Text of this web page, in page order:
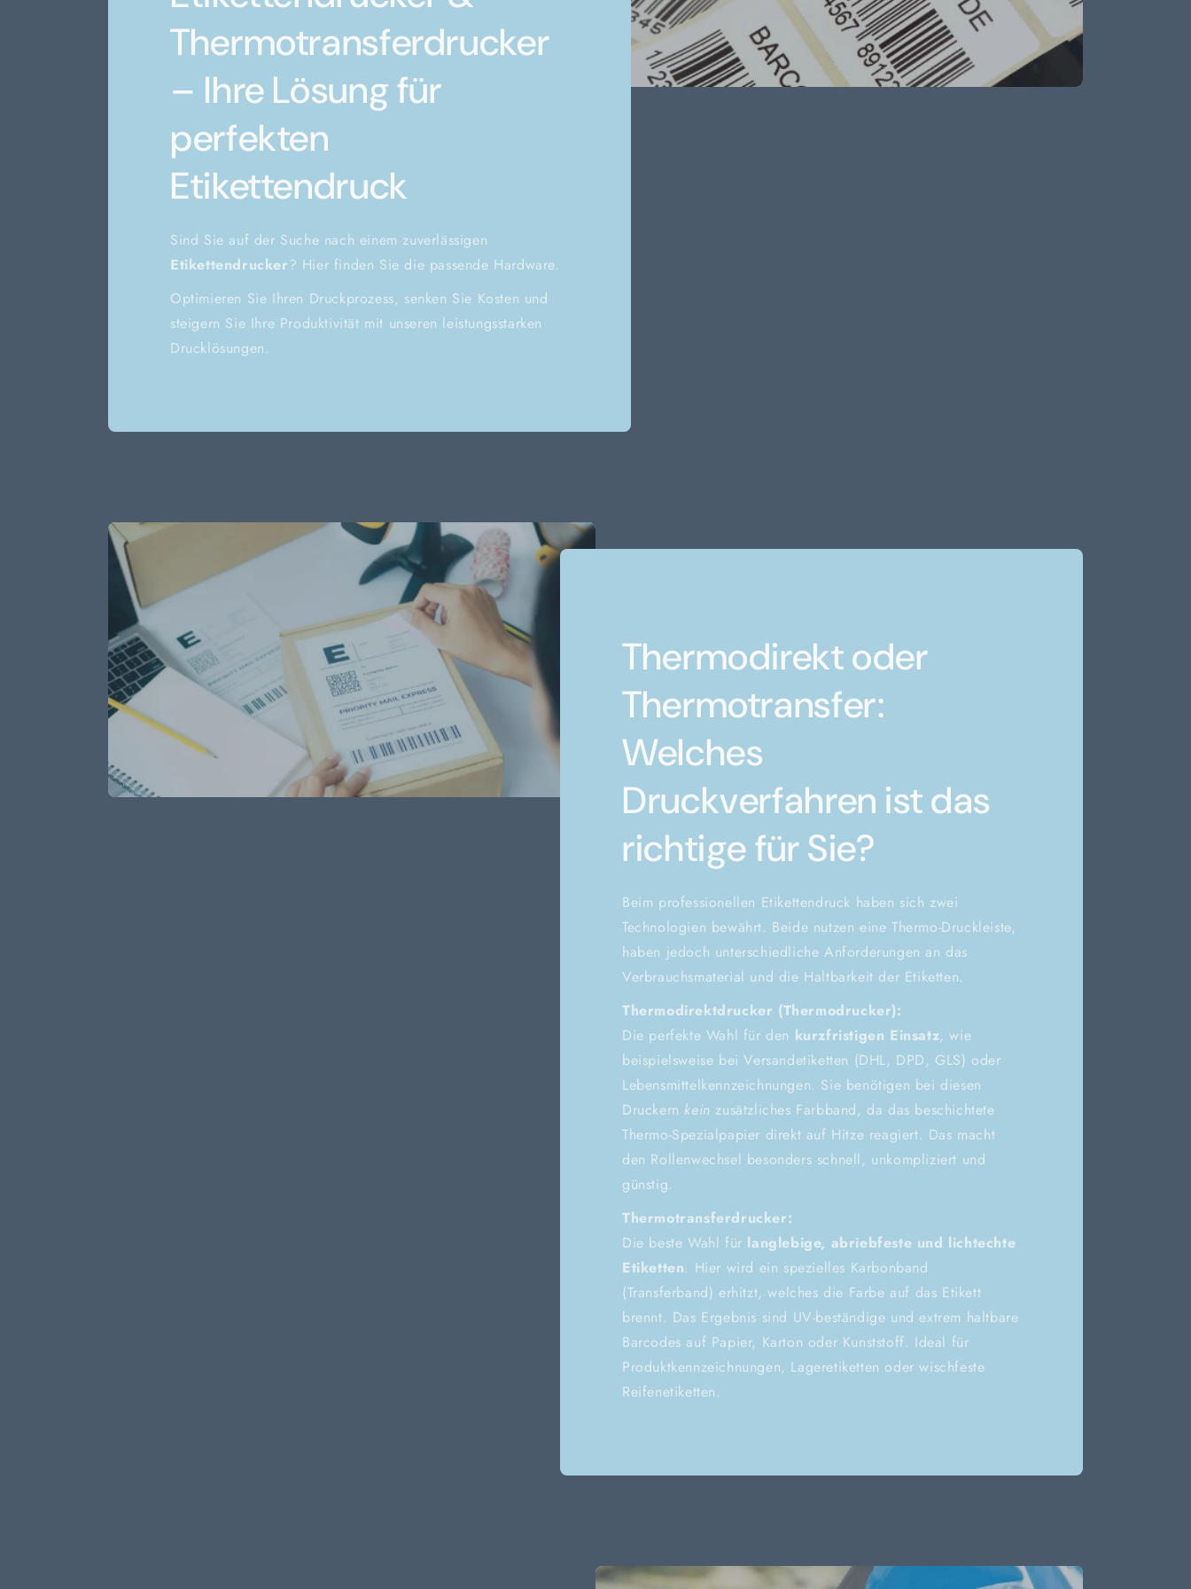
Thermotransferdrucker
– Ihre Lösung für
perfekten
Etikettendruck
Sind Sie auf der Suche nach einem zuverlässigen
Etikettendrucker? Hier finden Sie die passende Hardware.
Optimieren Sie Ihren Druckprozess, senken Sie Kosten und
steigern Sie Ihre Produktivität mit unseren leistungsstarken
Drucklösungen.
Thermodirekt oder
Thermotransfer:
Welches
Druckverfahren ist das
richtige für Sie?
Beim professionellen Etikettendruck haben sich zwei
Technologien bewährt. Beide nutzen eine Thermo-Druckleiste,
haben jedoch unterschiedliche Anforderungen an das
Verbrauchsmaterial und die Haltbarkeit der Etiketten.
Thermodirektdrucker (Thermodrucker):
Die perfekte Wahl für den kurzfristigen Einsatz, wie
beispielsweise bei Versandetiketten (DHL, DPD, GLS) oder
Lebensmittelkennzeichnungen. Sie benötigen bei diesen
Druckern kein zusätzliches Farbband, da das beschichtete
Thermo-Spezialpapier direkt auf Hitze reagiert. Das macht
den Rollenwechsel besonders schnell, unkompliziert und
günstig.
Thermotransferdrucker:
Die beste Wahl für langlebige, abriebfeste und lichtechte
Etiketten. Hier wird ein spezielles Karbonband
(Transferband) erhitzt, welches die Farbe auf das Etikett
brennt. Das Ergebnis sind UV-beständige und extrem haltbare
Barcodes auf Papier, Karton oder Kunststoff. Ideal für
Produktkennzeichnungen, Lageretiketten oder wischfeste
Reifenetiketten.